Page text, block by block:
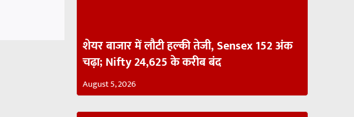
शेयर बाजार में लौटी हल्की तेजी, Sensex 152 अंक
चढ़ा; Nifty 24,625 के करीब बंद
August 5, 2026